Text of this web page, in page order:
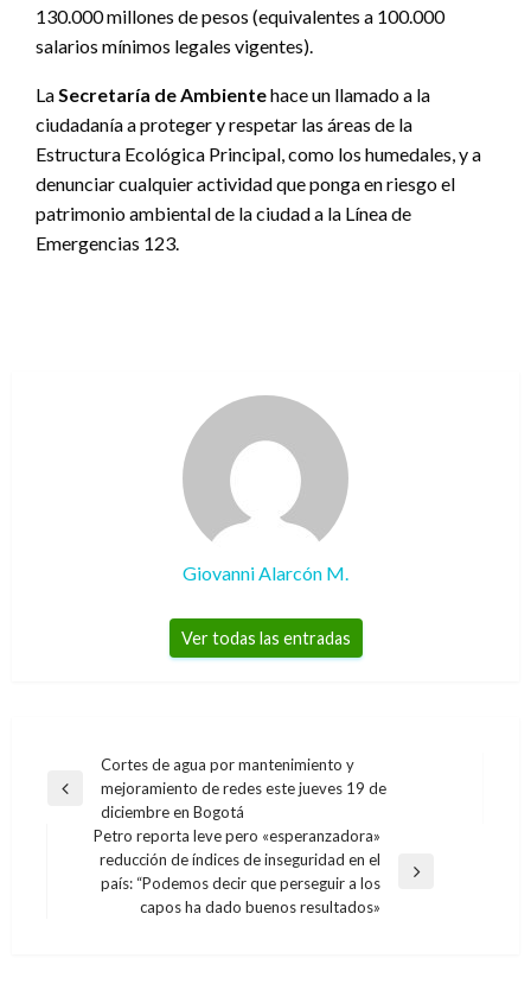
130.000 millones de pesos (equivalentes a 100.000
salarios mínimos legales vigentes).
LaSecretaría de Ambientehace un llamado a la
ciudadanía a proteger y respetar las áreas de la
Estructura Ecológica Principal, como los humedales, y a
denunciar cualquier actividad que ponga en riesgo el
patrimonio ambiental de la ciudad a la Línea de
Emergencias 123.
Giovanni Alarcón M.
Ver todas las entradas
Navegación
de
entradas
Entrada
Cortes de agua por mantenimiento y
mejoramiento de redes este jueves 19 de
diciembre en Bogotá
Entrada
Petro reporta leve pero «esperanzadora»
reducción de índices de inseguridad en el
país: “Podemos decir que perseguir a los
capos ha dado buenos resultados»